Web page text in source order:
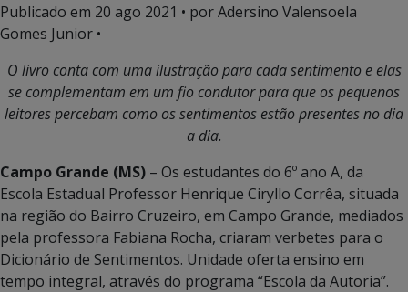
Publicado em 20 ago 2021 • por Adersino Valensoela
Gomes Junior •
O livro conta com uma ilustração para cada sentimento e elas
se complementam em um fio condutor para que os pequenos
leitores percebam como os sentimentos estão presentes no dia
a dia.
Campo Grande (MS) – Os estudantes do 6º ano A, da
Escola Estadual Professor Henrique Ciryllo Corrêa, situada
na região do Bairro Cruzeiro, em Campo Grande, mediados
pela professora Fabiana Rocha, criaram verbetes para o
Dicionário de Sentimentos. Unidade oferta ensino em
tempo integral, através do programa “Escola da Autoria”.